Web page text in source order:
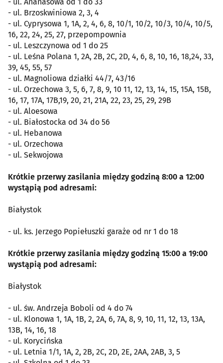
- ul. Brzoskwiniowa 2, 3, 4
- ul. Cyprysowa 1, 1A, 2, 4, 6, 8, 10/1, 10/2, 10/3, 10/4, 10/5,
16, 22, 24, 25, 27, przepompownia
- ul. Leszczynowa od 1 do 25
- ul. Leśna Polana 1, 2A, 2B, 2C, 2D, 4, 6, 8, 10, 16, 18,24, 33,
39, 45, 55, 57
- ul. Magnoliowa działki 44/7, 43/16
- ul. Orzechowa 3, 5, 6, 7, 8, 9, 10 11, 12, 13, 14, 15, 15A, 15B,
16, 17, 17A, 17B,19, 20, 21, 21A, 22, 23, 25, 29, 29B
- ul. Aloesowa
- ul. Białostocka od 34 do 56
- ul. Hebanowa
- ul. Orzechowa
- ul. Sekwojowa
Krótkie przerwy zasilania między godziną 8:00 a 12:00
wystąpią pod adresami:
Białystok
- ul. ks. Jerzego Popiełuszki garaże od nr 1 do 18
Krótkie przerwy zasilania między godziną 15:00 a 19:00
wystąpią pod adresami:
Białystok
- ul. św. Andrzeja Boboli od 4 do 74
- ul. Klonowa 1, 1A, 1B, 2, 2A, 6, 7A, 8, 9, 10, 11, 12, 13, 13A,
13B, 14, 16, 18
- ul. Korycińska
- ul. Letnia 1/1, 1A, 2, 2B, 2C, 2D, 2E, 2AA, 2AB, 3, 5